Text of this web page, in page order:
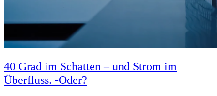
40 Grad im Schatten – und Strom im
Überfluss. -Oder?